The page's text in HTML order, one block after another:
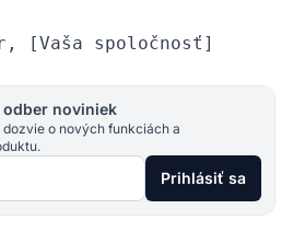
odber noviniek
o nových funkciách a
Prihlásiť sa